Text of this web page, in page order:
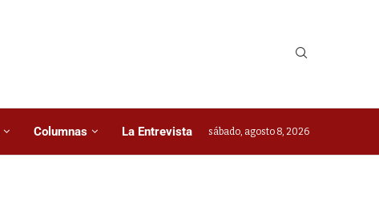
Columnas La Entrevista sábado, agosto 8, 2026